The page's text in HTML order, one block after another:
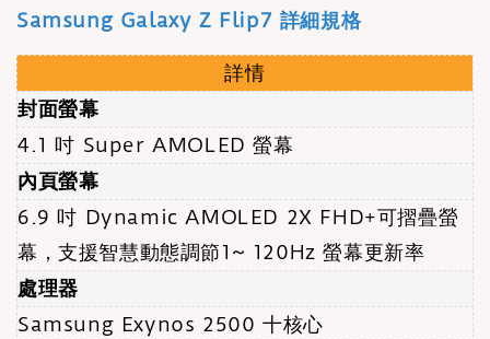
Samsung Galaxy Z Flip7 詳細規格
詳情
封面螢幕
4.1 吋 Super AMOLED 螢幕
內頁螢幕
6.9 吋 Dynamic AMOLED 2X FHD+可摺疊螢
幕，支援智慧動態調節1~ 120Hz 螢幕更新率
處理器
Samsung Exynos 2500 十核心